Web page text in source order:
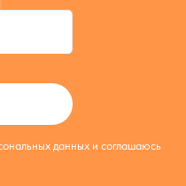
данных и соглашаюсь